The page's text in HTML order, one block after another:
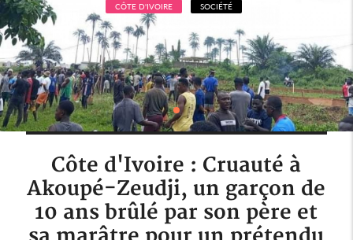
CÔTE D'IVOIRE SOCIÉTÉ
Côte d'Ivoire : Cruauté à
Akoupé-Zeudji, un garçon de
10 ans brûlé par son père et